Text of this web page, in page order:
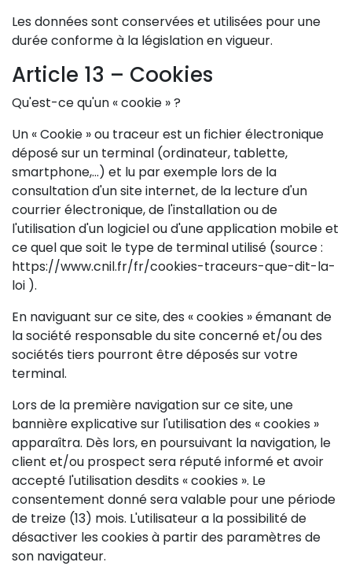
Les données sont conservées et utilisées pour une
durée conforme à la législation en vigueur.
Article 13 – Cookies
Qu'est-ce qu'un « cookie » ?
Un « Cookie » ou traceur est un fichier électronique
déposé sur un terminal (ordinateur, tablette,
smartphone,…) et lu par exemple lors de la
consultation d'un site internet, de la lecture d'un
courrier électronique, de l'installation ou de
l'utilisation d'un logiciel ou d'une application mobile et
ce quel que soit le type de terminal utilisé (source :
https://www.cnil.fr/fr/cookies-traceurs-que-dit-la-
loi ).
En naviguant sur ce site, des « cookies » émanant de
la société responsable du site concerné et/ou des
sociétés tiers pourront être déposés sur votre
terminal.
Lors de la première navigation sur ce site, une
bannière explicative sur l'utilisation des « cookies »
apparaîtra. Dès lors, en poursuivant la navigation, le
client et/ou prospect sera réputé informé et avoir
accepté l'utilisation desdits « cookies ». Le
consentement donné sera valable pour une période
de treize (13) mois. L'utilisateur a la possibilité de
désactiver les cookies à partir des paramètres de
son navigateur.